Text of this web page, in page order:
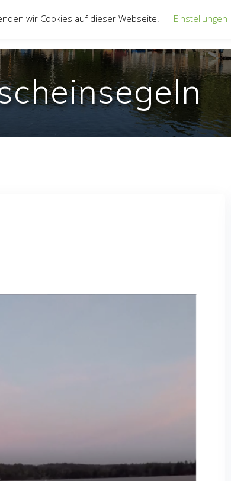
VEREIN JUGEND JOLLENTREFF
wir Cookies auf dieser Webseite. Einstellungen